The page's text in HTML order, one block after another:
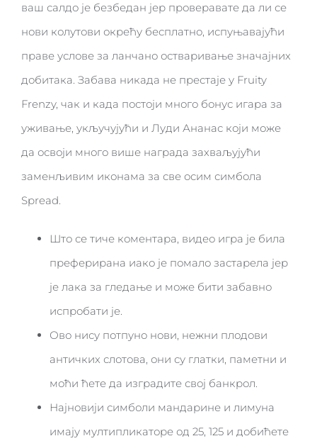
ваш салдо је безбедан јер проверавате да ли се
нови колутови окрећу бесплатно, испуњавајући
праве услове за ланчано остваривање значајних
добитака. Забава никада не престаје у Fruity
Frenzy, чак и када постоји много бонус игара за
уживање, укључујући и Луди Ананас који може
да освоји много више награда захваљујући
заменљивим иконама за све осим симбола
Spread.
Што се тиче коментара, видео игра је била
преферирана иако је помало застарела јер
је лака за гледање и може бити забавно
испробати је.
Ово нису потпуно нови, нежни плодови
античких слотова, они су глатки, паметни и
моћи ћете да изградите свој банкрол.
Најновији симболи мандарине и лимуна
имају мултипликаторе од 25, 125 и добићете